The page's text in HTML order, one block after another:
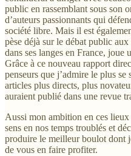
public en rassemblant sous son
d’auteurs passionnants qui
société libre. Mais il est
pèse déjà sur le débat public
dans ses langes en France, joue
Grâce à ce nouveau rapport
penseurs que j’admire le plus
articles plus directs, plus
auraient publié dans une revue
Aussi mon ambition en ces lieux
sens en nos temps troublés et
produire le meilleur boulot dont
de vous en faire profiter.